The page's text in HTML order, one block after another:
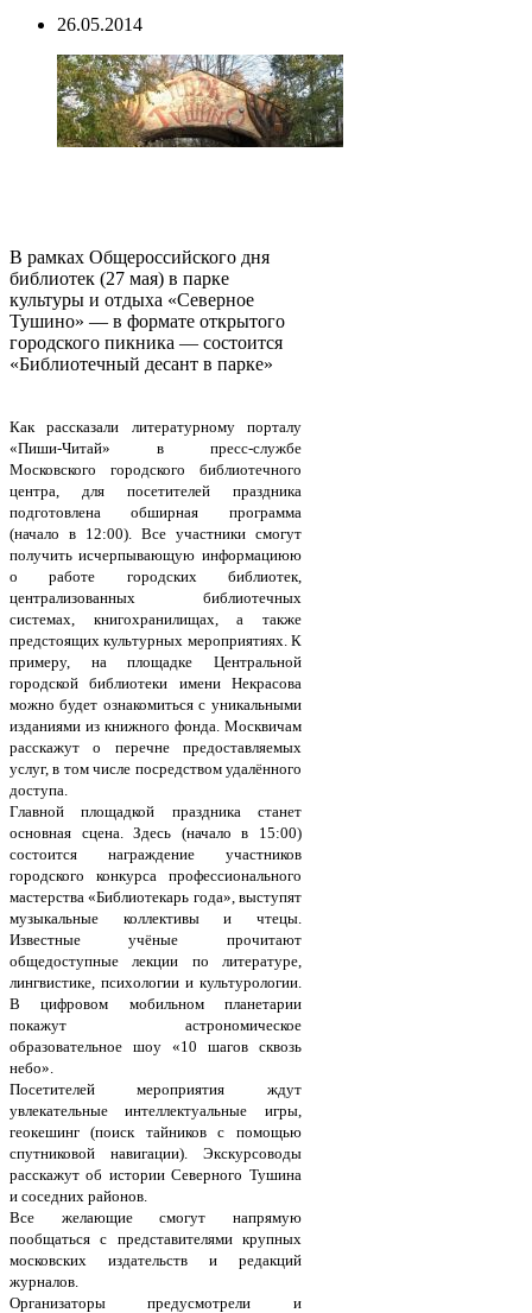
26.05.2014
В рамках Общероссийского дня
библиотек (27 мая) в парке
культуры и отдыха «Северное
Тушино» — в формате открытого
городского пикника — состоится
«Библиотечный десант в парке»
Как рассказали литературному порталу
«Пиши-Читай» в пресс-службе
Московского городского библиотечного
центра, для посетителей праздника
подготовлена обширная программа
(начало в 12:00). Все участники смогут
получить исчерпывающую информациюю
о работе городских библиотек,
централизованных библиотечных
системах, книгохранилищах, а также
предстоящих культурных мероприятиях. К
примеру, на площадке Центральной
городской библиотеки имени Некрасова
можно будет ознакомиться с уникальными
изданиями из книжного фонда. Москвичам
расскажут о перечне предоставляемых
услуг, в том числе посредством удалённого
доступа.
Главной площадкой праздника станет
основная сцена. Здесь (начало в 15:00)
состоится награждение участников
городского конкурса профессионального
мастерства «Библиотекарь года», выступят
музыкальные коллективы и чтецы.
Известные учёные прочитают
общедоступные лекции по литературе,
лингвистике, психологии и культурологии.
В цифровом мобильном планетарии
покажут астрономическое
образовательное шоу «10 шагов сквозь
небо».
Посетителей мероприятия ждут
увлекательные интеллектуальные игры,
геокешинг (поиск тайников с помощью
спутниковой навигации). Экскурсоводы
расскажут об истории Северного Тушина
и соседних районов.
Все желающие смогут напрямую
пообщаться с представителями крупных
московских издательств и редакций
журналов.
Организаторы предусмотрели и